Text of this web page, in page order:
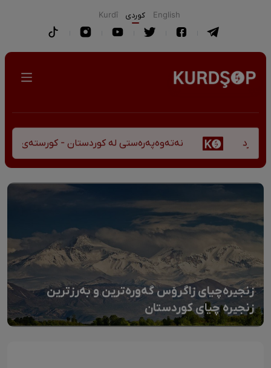
English كوردی Kurdî
نەتەوەپەرەستی لە کوردستان - کورستەی
زنجیرەچیای زاگرۆس گەورەترین و بەرزترین
زنجیرە چیای کوردستان